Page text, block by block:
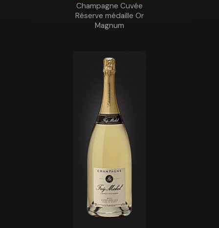
Champagne Cuvée
Réserve médaille Or
Magnum